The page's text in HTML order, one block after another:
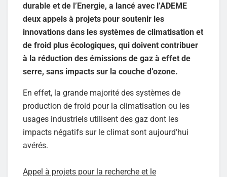
durable et de l’Energie, a lancé avec l’ADEME
deux appels à projets pour soutenir les
innovations dans les systèmes de climatisation et
de froid plus écologiques, qui doivent contribuer
à la réduction des émissions de gaz à effet de
serre, sans impacts sur la couche d’ozone.
En effet, la grande majorité des systèmes de
production de froid pour la climatisation ou les
usages industriels utilisent des gaz dont les
impacts négatifs sur le climat sont aujourd’hui
avérés.
Appel à projets pour la recherche et le